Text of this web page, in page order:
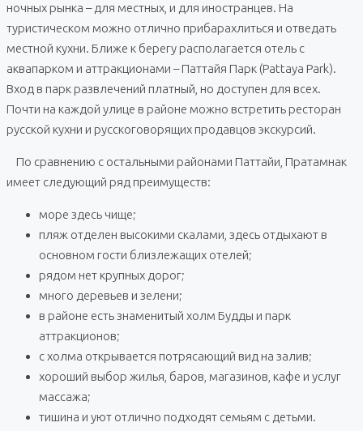
ночных рынка – для местных, и для иностранцев. На
туристическом можно отлично прибарахлиться и отведать
местной кухни. Ближе к берегу располагается отель с
аквапарком и аттракционами – Паттайя Парк (Pattaya Park).
Вход в парк развлечений платный, но доступен для всех.
Почти на каждой улице в районе можно встретить ресторан
русской кухни и русскоговорящих продавцов экскурсий.
По сравнению с остальными районами Паттайи, Пратамнак
имеет следующий ряд преимуществ:
море здесь чище;
пляж отделен высокими скалами, здесь отдыхают в
основном гости близлежащих отелей;
рядом нет крупных дорог;
много деревьев и зелени;
в районе есть знаменитый холм Будды и парк
аттракционов;
с холма открывается потрясающий вид на залив;
хороший выбор жилья, баров, магазинов, кафе и услуг
массажа;
тишина и уют отлично подходят семьям с детьми.